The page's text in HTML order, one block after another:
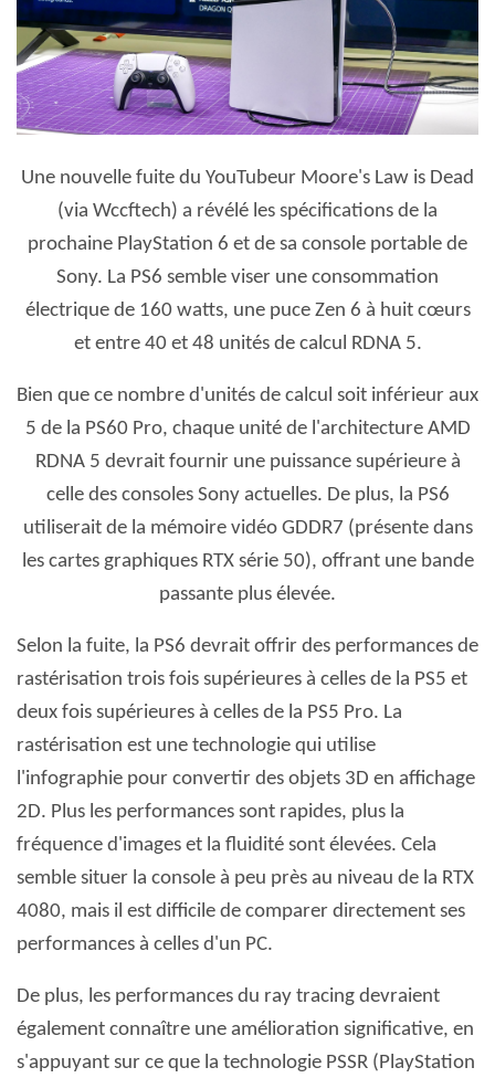
Une nouvelle fuite du YouTubeur Moore's Law is Dead
(via Wccftech) a révélé les spécifications de la
prochaine PlayStation 6 et de sa console portable de
Sony. La PS6 semble viser une consommation
électrique de 160 watts, une puce Zen 6 à huit cœurs
et entre 40 et 48 unités de calcul RDNA 5.
Bien que ce nombre d'unités de calcul soit inférieur aux
5 de la PS60 Pro, chaque unité de l'architecture AMD
RDNA 5 devrait fournir une puissance supérieure à
celle des consoles Sony actuelles. De plus, la PS6
utiliserait de la mémoire vidéo GDDR7 (présente dans
les cartes graphiques RTX série 50), offrant une bande
passante plus élevée.
Selon la fuite, la PS6 devrait offrir des performances de
rastérisation trois fois supérieures à celles de la PS5 et
deux fois supérieures à celles de la PS5 Pro. La
rastérisation est une technologie qui utilise
l'infographie pour convertir des objets 3D en affichage
2D. Plus les performances sont rapides, plus la
fréquence d'images et la fluidité sont élevées. Cela
semble situer la console à peu près au niveau de la RTX
4080, mais il est difficile de comparer directement ses
performances à celles d'un PC.
De plus, les performances du ray tracing devraient
également connaître une amélioration significative, en
s'appuyant sur ce que la technologie PSSR (PlayStation